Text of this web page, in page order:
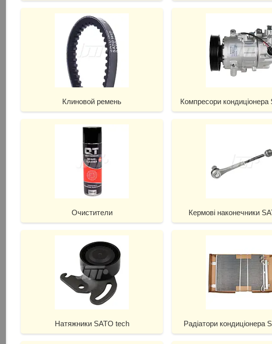
Клиновой ремень Компресори кондиціонера
Очистители Кермові наконечники
Натяжники SATO tech Радіатори кондиціонера